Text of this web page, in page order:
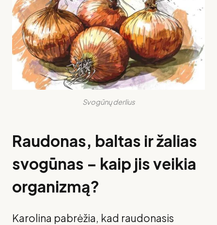
Svogūnų derlius
Raudonas, baltas ir žalias
svogūnas – kaip jis veikia
organizmą?
Karolina pabrėžia, kad raudonasis